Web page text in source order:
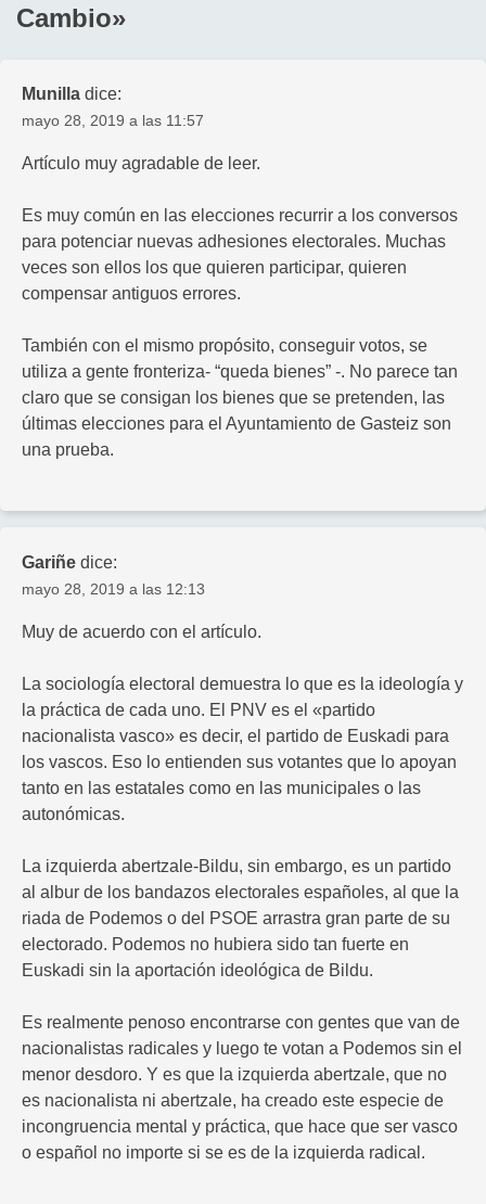
Cambio»
Munilla dice:
mayo 28, 2019 a las 11:57
Artículo muy agradable de leer.
Es muy común en las elecciones recurrir a los conversos
para potenciar nuevas adhesiones electorales. Muchas
veces son ellos los que quieren participar, quieren
compensar antiguos errores.
También con el mismo propósito, conseguir votos, se
utiliza a gente fronteriza- “queda bienes” -. No parece tan
claro que se consigan los bienes que se pretenden, las
últimas elecciones para el Ayuntamiento de Gasteiz son
una prueba.
Gariñe dice:
mayo 28, 2019 a las 12:13
Muy de acuerdo con el artículo.
La sociología electoral demuestra lo que es la ideología y
la práctica de cada uno. El PNV es el «partido
nacionalista vasco» es decir, el partido de Euskadi para
los vascos. Eso lo entienden sus votantes que lo apoyan
tanto en las estatales como en las municipales o las
autonómicas.
La izquierda abertzale-Bildu, sin embargo, es un partido
al albur de los bandazos electorales españoles, al que la
riada de Podemos o del PSOE arrastra gran parte de su
electorado. Podemos no hubiera sido tan fuerte en
Euskadi sin la aportación ideológica de Bildu.
Es realmente penoso encontrarse con gentes que van de
nacionalistas radicales y luego te votan a Podemos sin el
menor desdoro. Y es que la izquierda abertzale, que no
es nacionalista ni abertzale, ha creado este especie de
incongruencia mental y práctica, que hace que ser vasco
o español no importe si se es de la izquierda radical.